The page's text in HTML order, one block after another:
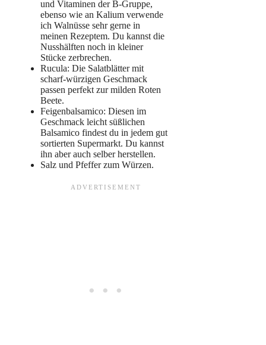
und Vitaminen der B-Gruppe,
ebenso wie an Kalium verwende
ich Walnüsse sehr gerne in
meinen Rezeptem. Du kannst die
Nusshälften noch in kleiner
Stücke zerbrechen.
Rucula: Die Salatblätter mit
scharf-würzigen Geschmack
passen perfekt zur milden Roten
Beete.
Feigenbalsamico: Diesen im
Geschmack leicht süßlichen
Balsamico findest du in jedem gut
sortierten Supermarkt. Du kannst
ihn aber auch selber herstellen.
Salz und Pfeffer zum Würzen.